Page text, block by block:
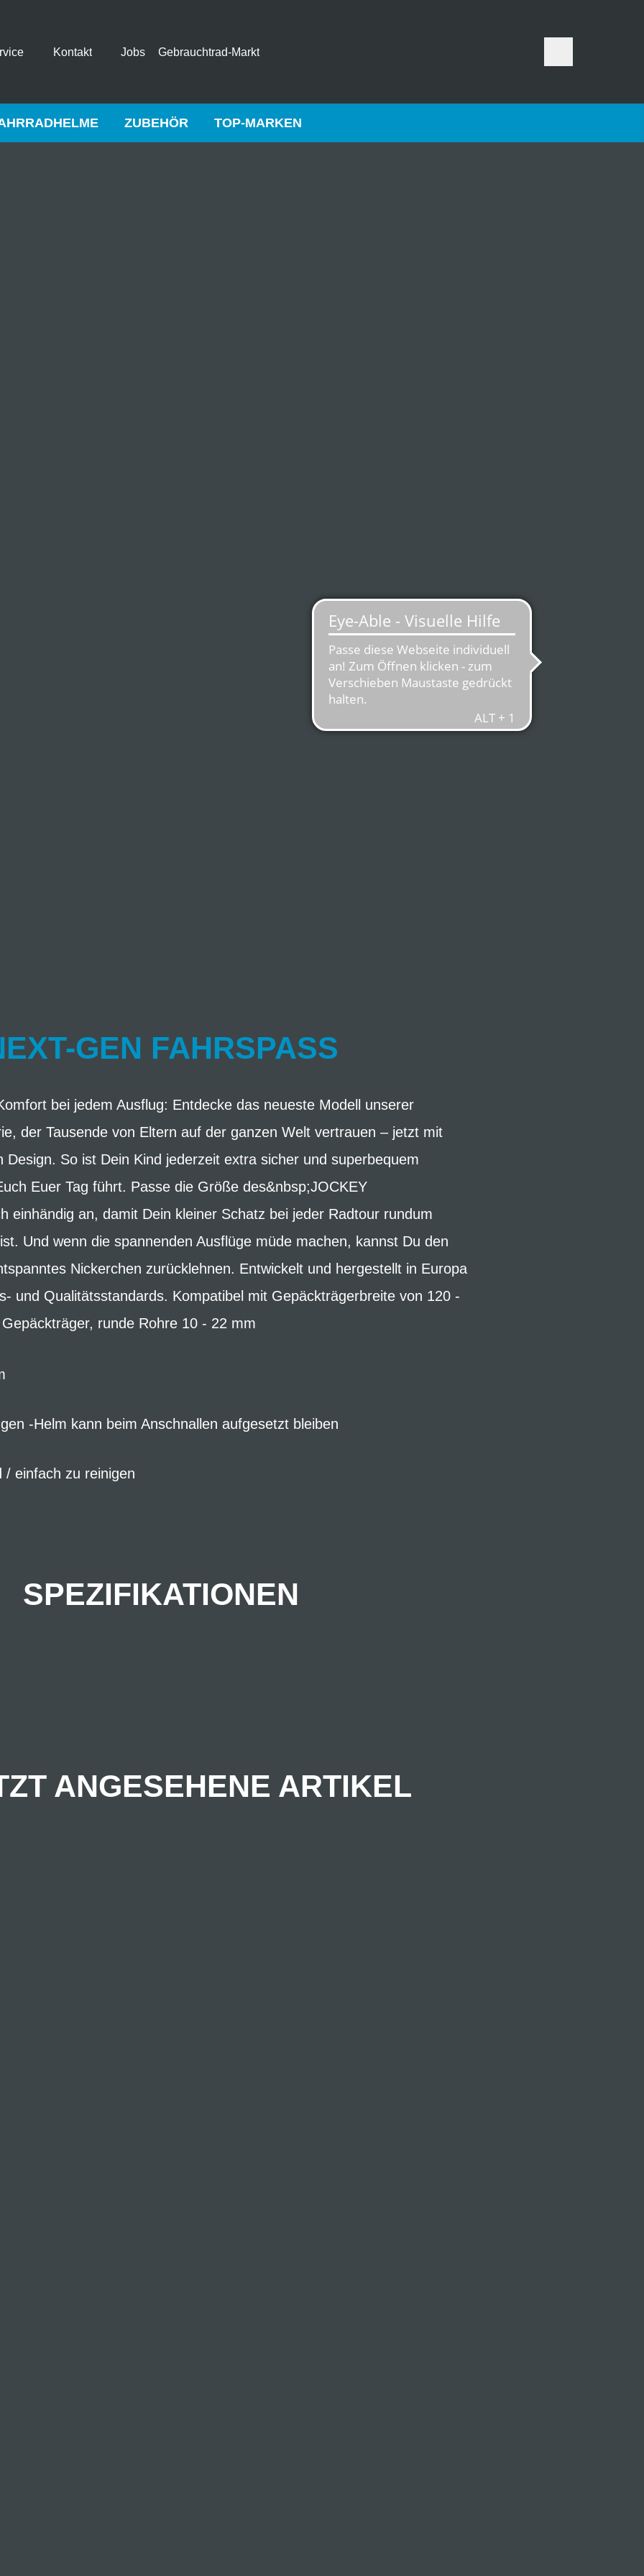
Kontakt Jobs Gebrauchtrad-Markt
ZUBEHÖR TOP-MARKEN
GEN FAHRSPASS
bei jedem Ausflug: Entdecke das neueste Modell unserer
der Tausende von Eltern auf der ganzen Welt vertrauen – jetzt mit
Design. So ist Dein Kind jederzeit extra sicher und superbequem
Euer Tag führt. Passe die Größe des&nbsp;JOCKEY
einhändig an, damit Dein kleiner Schatz bei jeder Radtour rundum
Und wenn die spannenden Ausflüge müde machen, kannst Du den
Nickerchen zurücklehnen. Entwickelt und hergestellt in Europa
und Qualitätsstandards. Kompatibel mit Gepäckträgerbreite von 120 -
runde Rohre 10 - 22 mm
-Helm kann beim Anschnallen aufgesetzt bleiben
/ einfach zu reinigen
SPEZIFIKATIONEN
ANGESEHENE ARTIKEL